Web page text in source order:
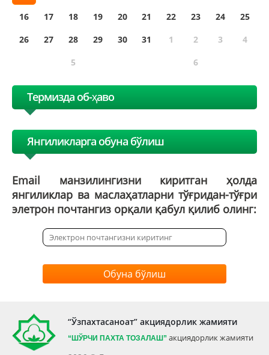
16
17 18 19 20 21 22 23 24
25
26
27 28 29 30 31 1 2 3
4
5
6
Термизда об-ҳаво
Янгиликларга обуна бўлиш
Email манзилингизни киритган ҳолда
янгиликлар ва маслаҳатларни тўғридан-тўғри
элетрон почтангиз орқали қабул қилиб олинг:
Обуна бўлиш
“Ўзпахтасаноат” акциядорлик жамияти
“ШЎРЧИ ПАХТА ТОЗАЛАШ” акциядорлик жамияти